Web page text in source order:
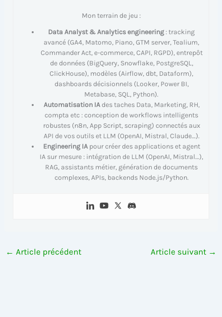
Mon terrain de jeu :
Data Analyst & Analytics engineering : tracking
avancé (GA4, Matomo, Piano, GTM server, Tealium,
Commander Act, e-commerce, CAPI, RGPD), entrepôt
de données (BigQuery, Snowflake, PostgreSQL,
ClickHouse), modèles (Airflow, dbt, Dataform),
dashboards décisionnels (Looker, Power BI,
Metabase, SQL, Python).
Automatisation IAdes taches Data, Marketing, RH,
compta etc : conception de workflows intelligents
robustes (n8n, App Script, scraping) connectés aux
API de vos outils et LLM (OpenAI, Mistral, Claude…).
Engineering IApour créer des applications et agent
IA sur mesure : intégration de LLM (OpenAI, Mistral…),
RAG, assistants métier, génération de documents
complexes, APIs, backends Node.js/Python.
← Article précédent Article suivant →